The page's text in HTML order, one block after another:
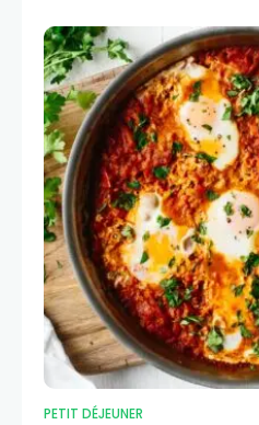
PETIT DÉJEUNER